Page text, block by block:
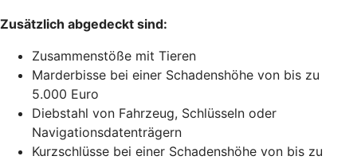
Zusätzlich abgedeckt sind:
Zusammenstöße mit Tieren
Marderbisse bei einer Schadenshöhe von bis zu
5.000 Euro
Diebstahl von Fahrzeug, Schlüsseln oder
Navigationsdatenträgern
Kurzschlüsse bei einer Schadenshöhe von bis zu